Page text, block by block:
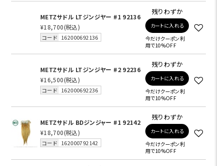
METZサドル LTジンジヤー #1 92136
¥18,700(税込)
コード 162000692136
残りわずか
カートに入れる
今だけクーポン利
用で10%OFF
METZサドル LTジンジヤー #2 92236
¥16,500(税込)
コード 162000692236
残りわずか
カートに入れる
今だけクーポン利
用で10%OFF
METZサドル BDジンジャー #1 92142
¥18,700(税込)
コード 162000792142
残りわずか
カートに入れる
今だけクーポン利
用で10%OFF